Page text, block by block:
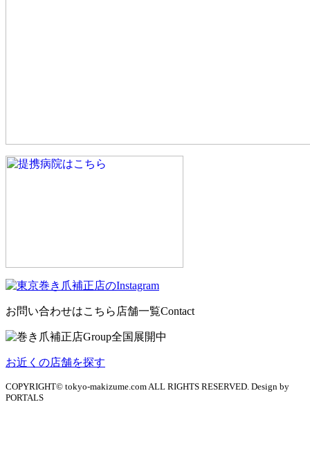
お問い合わせはこちら 店舗一覧Contact
お近くの店舗を探す
COPYRIGHT© tokyo-makizume.com ALL RIGHTS RESERVED. Design by
PORTALS